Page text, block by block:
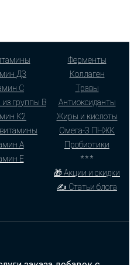
Д3
С
группы В
К2
А
Е
Ферменты
Коллаген
Травы
Антиоксиданты
Жиры и кислоты
Омега-3 ПНЖК
Пробиотики
* * *
🎁 Акции и скидки
✍ Статьи блога